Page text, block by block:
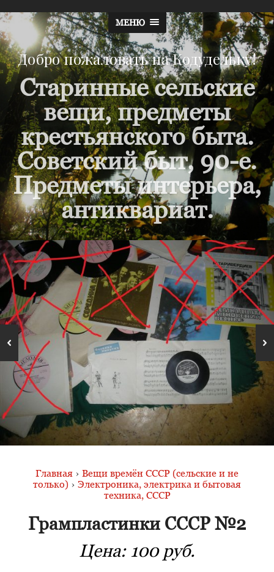
МЕНЮ
Добро пожаловать на Кодудельку!
Старинные сельские
вещи, предметы
крестьянского быта.
Советский быт, 90-е.
Предметы интерьера,
антиквариат.
Главная › Вещи времён СССР (сельские и не
только) › Электроника, электрика и бытовая
техника, СССР
Грампластинки СССР №2
Цена: 100 руб.